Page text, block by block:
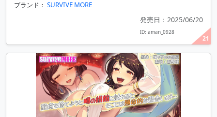
21
ブランド： SURVIVE MORE
発売日：2025/06/20
ID: aman_0928